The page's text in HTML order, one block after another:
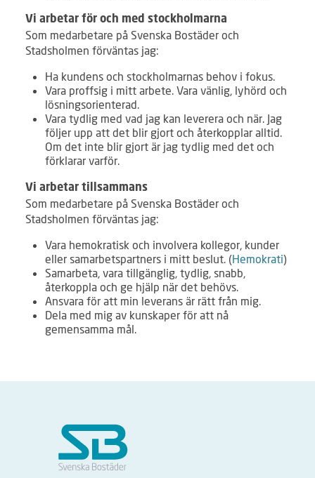
Vi arbetar för och med stockholmarna
Som medarbetare på Svenska Bostäder och
Stadsholmen förväntas jag:
Ha kundens och stockholmarnas behov i fokus.
Vara proffsig i mitt arbete. Vara vänlig, lyhörd och
lösningsorienterad.
Vara tydlig med vad jag kan leverera och när. Jag
följer upp att det blir gjort och återkopplar alltid.
Om det inte blir gjort är jag tydlig med det och
förklarar varför.
Vi arbetar tillsammans
Som medarbetare på Svenska Bostäder och
Stadsholmen förväntas jag:
Vara hemokratisk och involvera kollegor, kunder
eller samarbetspartners i mitt beslut. (Hemokrati)
Samarbeta, vara tillgänglig, tydlig, snabb,
återkoppla och ge hjälp när det behövs.
Ansvara för att min leverans är rätt från mig.
Dela med mig av kunskaper för att nå
gemensamma mål.